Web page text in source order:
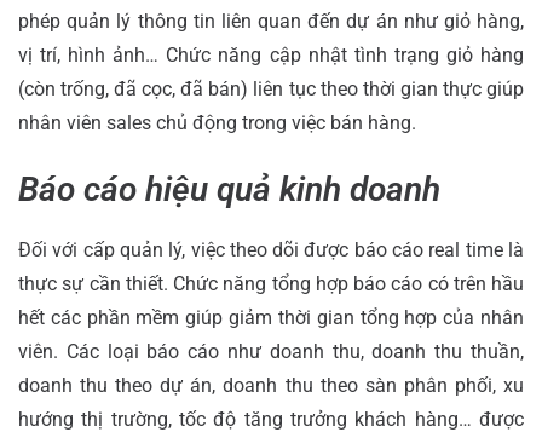
phép quản lý thông tin liên quan đến dự án như giỏ hàng,
vị trí, hình ảnh… Chức năng cập nhật tình trạng giỏ hàng
(còn trống, đã cọc, đã bán) liên tục theo thời gian thực giúp
nhân viên sales chủ động trong việc bán hàng.
Báo cáo hiệu quả kinh doanh
Đối với cấp quản lý, việc theo dõi được báo cáo real time là
thực sự cần thiết. Chức năng tổng hợp báo cáo có trên hầu
hết các phần mềm giúp giảm thời gian tổng hợp của nhân
viên. Các loại báo cáo như doanh thu, doanh thu thuần,
doanh thu theo dự án, doanh thu theo sàn phân phối, xu
hướng thị trường, tốc độ tăng trưởng khách hàng… được